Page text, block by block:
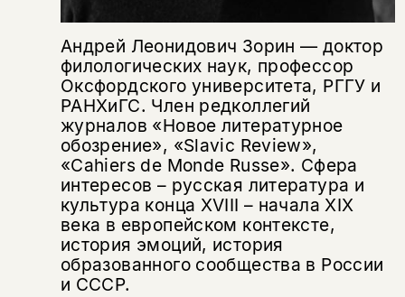
Андрей Леонидович Зорин — доктор
филологических наук, профессор
Оксфордского университета, РГГУ и
РАНХиГС. Член редколлегий
журналов «Новое литературное
обозрение», «Slavic Review»,
«Cahiers de Monde Russe». Сфера
интересов – русская литература и
культура конца XVIII – начала XIX
века в европейском контексте,
история эмоций, история
образованного сообщества в России
и СССР.